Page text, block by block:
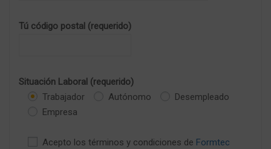
Tú código postal (requerido)
Situación Laboral (requerido)
Trabajador
Autónomo
Desempleado
Empresa
Acepto los términos y condiciones de Formtec